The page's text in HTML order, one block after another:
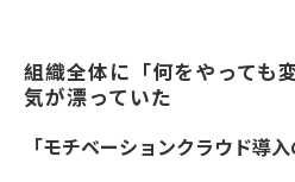
組織全体に「何をやっても
気が漂っていた
「モチベーションクラウド導入